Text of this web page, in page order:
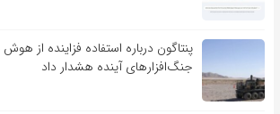
پنتاگون درباره استفاده فزاینده از
جنگ‌افزارهای آینده هشدار داد